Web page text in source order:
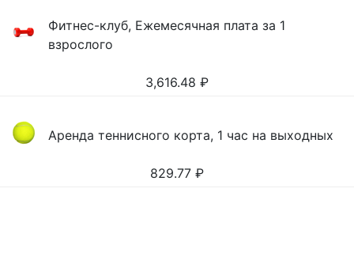
Фитнес-клуб, Ежемесячная плата за 1
взрослого
3,616.48 ₽
Аренда теннисного корта, 1 час на выходных
829.77 ₽